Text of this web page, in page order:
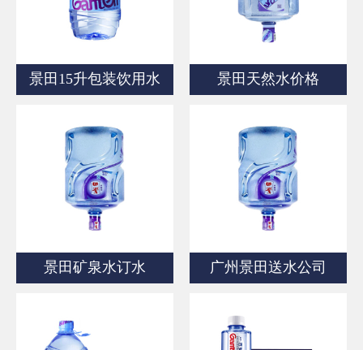
商品相册
配送站点
景田15升包装饮用水 景田天然水价格
景田矿泉水订水 广州景田送水公司